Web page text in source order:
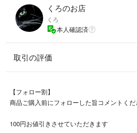
D:使用感大、目立つ傷や汚れあり
※保管品になりますので多少の擦れ等ある場合
※感じ方には個人差がございます。リユース
◆その他
ブランドリユース店
日本流通自主管理協会加盟店
質屋・古物市場・ストア商品
くろのお店
くろ
本人確認済
取引の評価
【フォロー割】
商品ご購入前にフォローした旨コメントく
100円お値引きさせていただきます